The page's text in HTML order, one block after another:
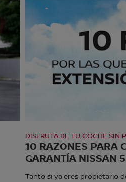
DISFRUTA DE TU COCHE SIN
10 RAZONES PARA
GARANTÍA NISSAN
Tanto si ya eres propietario